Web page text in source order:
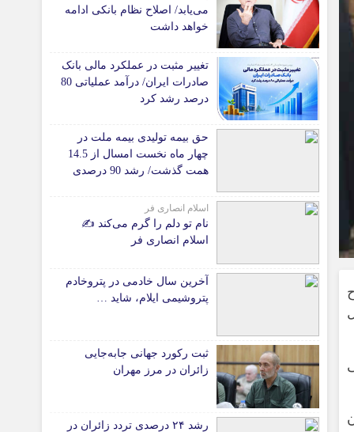
آموزش و پرورش
بهداشت و درمان
حوادث، انتظامی
شهری و رفاهی
*ماناسپهر
اطلاعیه
پیام تبریک ماناسپهر
پیوندهای سایت
۸۱ طرح
می‌یابد/ اصلاح نظام بانکی ادامه
خواهد داشت
تغییر مثبت در عملکرد مالی بانک
صادرات ایران/ درآمد عملیاتی 80
درصد رشد کرد
حق بیمه تولیدی بیمه ملت در
چهار ماه نخست امسال از 14.5
همت گذشت/ رشد 90 درصدی
گذشته
اسلام انصاری فر
نام تو دلم را گرم می‌کند ✍️
اسلام انصاری فر
آخرین سال خادمی در پتروخادم
پتروشیمی ایلام، شاید …
ثبت رکورد جهانی جابه‌جایی
زائران در مرز مهران
رشد ۲۴ درصدی تردد زائران در